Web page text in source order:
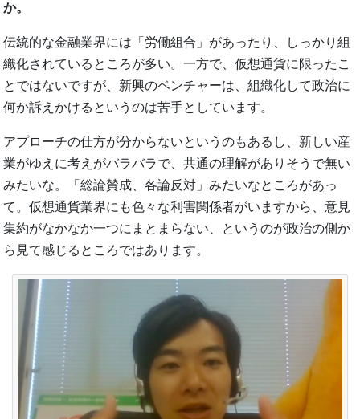
か。
伝統的な金融業界には「労働組合」があったり、しっかり組
織化されているところが多い。一方で、仮想通貨に限ったこ
とではないですが、新興のベンチャーは、組織化して政治に
何か訴えかけるというのは苦手としています。
アプローチの仕方が分からないというのもあるし、新しい産
業がゆえに考えがバラバラで、共通の理解がありそうで無い
みたいな。「総論賛成、各論反対」みたいなところがあっ
て。仮想通貨業界にも色々な利害関係者がいますから、意見
集約がなかなか一つにまとまらない、というのが政治の側か
ら見て感じるところではあります。